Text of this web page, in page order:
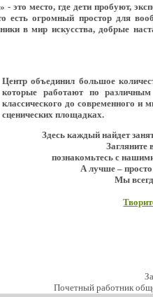
это место, где дети пробуют,
есть огромный простор для
в мир искусства, добрые
Центр объединил большое
которые работают по
классического до современного
сценических площадках.
Здесь каждый найдет
Загляните
познакомьтесь с
А лучше – просто
Мы
Почетный работник